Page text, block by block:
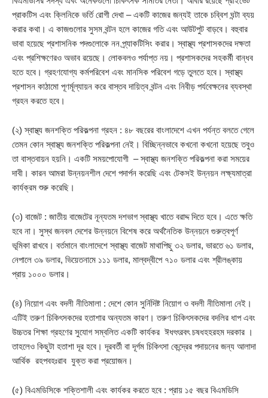
প্রাকটিস এবং ক্লিনিকে ভর্তি রোগী দেখা – একটি কাজের জন্যই তাকে চব্বিশ ঘন্টা ব্যয়
করার কথা। এ কাজগুলোর সুসম বন্টন হলে কাজের গতি এবং আউটপুট বাড়বে। বহুবার
ভাবা হয়েছে প্রশাসনিক পদগুলোকে নন প্র্যাকটিসিং করার। স্বাস্থ্য প্রশাসকদের দক্ষতা
এবং প্রশিক্ষণেরও অভাব রয়েছে। লোকবলও পর্যাপ্ত নয়। প্রশাসকদের সহকর্মী বান্ধব
হতে হবে। গ্রহণযোগ্য কর্মপরিবেশ এবং মানসিক পরিবেশ গড়ে তুলতে হবে। স্বাস্থ্য
প্রশাসন কাঠামো পূণর্মূল্যায়ন করে বাস্তব দায়িত্ব বন্টন এবং নিবীড় পর্যবেক্ষনের ব্যবস্থা
গ্রহন করতে হবে।
(২) স্বাস্থ্য জনশক্তি পরিকল্পনা গ্রহন : ৪৮ বছরের বাংলাদেশে এখন পর্যন্ত বলতে গেলে
তেমন কোন স্বাস্থ্য জনশক্তি পরিকল্পনা নেই। বিচ্ছিন্নভাবে কখনো কখনো হয়েছে তবুও
তা বাস্তবায়ন হয়নি। একটি সময়পোযোগী – স্বাস্থ্য জনশক্তি পরিকল্পনা করা সময়ের
দাবী। কারন আমরা উন্নয়নশীল দেশে পদার্পন করেছি এবং টেকসই উন্নয়ন লক্ষ্যমাত্রা
কার্যক্রম শুরু করেছি।
(৩) বাজেট : জাতীয় বাজেটের নূন্যতম দশভাগ স্বাস্থ্য খাতে বরাদ্দ দিতে হবে। এতে ক্ষতি
হবে না। সুস্থ জনবল দেশের উন্নয়নে বিশেষ করে অর্থনৈতিক উন্নয়নে গুরুত্বপূর্ণ
ভূমিকা রাখবে। বর্তমানে বাংলাদেশে স্বাস্থ্য বাজেট মাথাপিছু ৩২ ডলার, ভারতে ৬১ ডলার,
নেপালে ৩৯ ডলার, ভিয়েতনামে ১১১ ডলার, মাল্বদ্বীপে ৭১০ ডলার এবং শ্রীলঙ্কায়
প্রায় ১০০০ ডলার।
(৪) নিয়োগ এবং বদলী নীতিমালা : দেশে কোন সুর্নিদিষ্ট নিয়োগ ও বদলী নীতিমালা নেই।
এটিই তরুণ চিকিৎসকদের হতাশার অন্যতম কারণ। তরুণ চিকিৎসকদের বদলির ধাপ এবং
উচ্চতর শিক্ষা গ্রহণের সুযোগ সম্বলিত একটি কার্যকর ঈধৎৎরবৎ চষধহহরহম দরকার ।
তাহলেও কিছুটা হতাশা দূর হবে। দূরবর্তী বা দূর্গম চিকিৎসা কেন্দ্রের পদায়নের জন্য আলাদা
আর্থিক রহপবহঃরাব যুক্ত করা প্রয়োজন।
(৫) বিএমডিসিকে শক্তিশালী এবং কার্যকর করতে হবে : প্রায় ১৫ বছর বিএমডিসি